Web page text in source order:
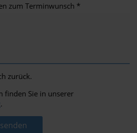
zum Terminwunsch *
zurück.
finden Sie in unserer
.